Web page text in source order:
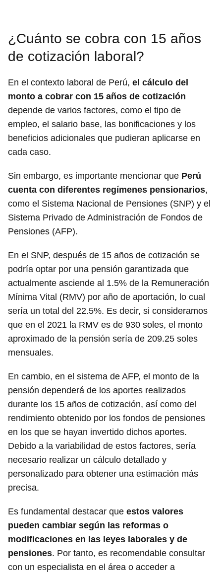
¿Cuánto se cobra con 15 años
de cotización laboral?
En el contexto laboral de Perú, el cálculo del
monto a cobrar con 15 años de cotización
depende de varios factores, como el tipo de
empleo, el salario base, las bonificaciones y los
beneficios adicionales que pudieran aplicarse en
cada caso.
Sin embargo, es importante mencionar que Perú
cuenta con diferentes regímenes pensionarios,
como el Sistema Nacional de Pensiones (SNP) y el
Sistema Privado de Administración de Fondos de
Pensiones (AFP).
En el SNP, después de 15 años de cotización se
podría optar por una pensión garantizada que
actualmente asciende al 1.5% de la Remuneración
Mínima Vital (RMV) por año de aportación, lo cual
sería un total del 22.5%. Es decir, si consideramos
que en el 2021 la RMV es de 930 soles, el monto
aproximado de la pensión sería de 209.25 soles
mensuales.
En cambio, en el sistema de AFP, el monto de la
pensión dependerá de los aportes realizados
durante los 15 años de cotización, así como del
rendimiento obtenido por los fondos de pensiones
en los que se hayan invertido dichos aportes.
Debido a la variabilidad de estos factores, sería
necesario realizar un cálculo detallado y
personalizado para obtener una estimación más
precisa.
Es fundamental destacar que estos valores
pueden cambiar según las reformas o
modificaciones en las leyes laborales y de
pensiones. Por tanto, es recomendable consultar
con un especialista en el área o acceder a